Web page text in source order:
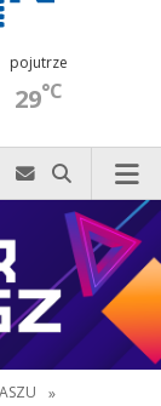
pojutrze
29°C
zadzwoń
u
X
nas na Instagram-ie
nas na TikTok-u
Szukaj nas na Spotify
Wyślij do nas
Szukaj
»